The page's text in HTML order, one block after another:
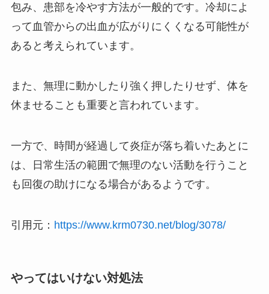
包み、患部を冷やす方法が一般的です。冷却によ
って血管からの出血が広がりにくくなる可能性が
あると考えられています。
また、無理に動かしたり強く押したりせず、体を
休ませることも重要と言われています。
一方で、時間が経過して炎症が落ち着いたあとに
は、日常生活の範囲で無理のない活動を行うこと
も回復の助けになる場合があるようです。
引用元： https://www.krm0730.net/blog/3078/
やってはいけない対処法